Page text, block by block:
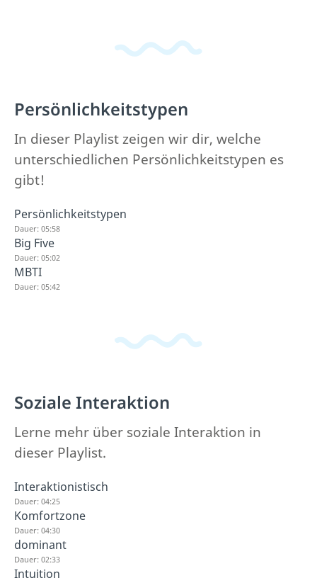
Persönlichkeitstypen
In dieser Playlist zeigen wir dir, welche
unterschiedlichen Persönlichkeitstypen es
gibt!
Persönlichkeitstypen
Dauer: 05:58
Big Five
Dauer: 05:02
MBTI
Dauer: 05:42
Soziale Interaktion
Lerne mehr über soziale Interaktion in
dieser Playlist.
Interaktionistisch
Dauer: 04:25
Komfortzone
Dauer: 04:30
dominant
Dauer: 02:33
Intuition